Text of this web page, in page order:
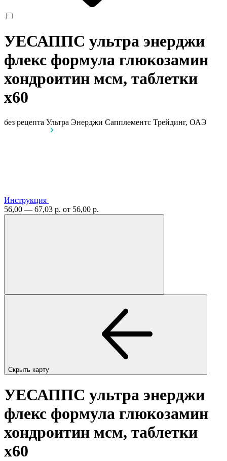
УЕСАППС ультра энерджи
флекс формула глюкозамин
хондроитин мсм, таблетки
x60
без рецепта Ультра Энерджи Сапплементс Трейдинг, ОАЭ
Инструкция
56,00 — 67,03 р. от 56,00 р.
Скрыть карту
УЕСАППС ультра энерджи
флекс формула глюкозамин
хондроитин мсм, таблетки
x60